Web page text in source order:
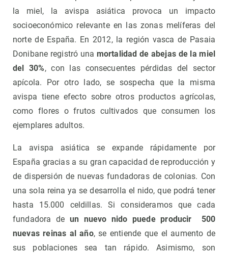
la miel, la avispa asiática provoca un impacto
socioeconómico relevante en las zonas melíferas del
norte de España. En 2012, la región vasca de Pasaia
Donibane registró una mortalidad de abejas de la miel
del 30%, con las consecuentes pérdidas del sector
apícola. Por otro lado, se sospecha que la misma
avispa tiene efecto sobre otros productos agrícolas,
como flores o frutos cultivados que consumen los
ejemplares adultos.
La avispa asiática se expande rápidamente por
España gracias a su gran capacidad de reproducción y
de dispersión de nuevas fundadoras de colonias. Con
una sola reina ya se desarrolla el nido, que podrá tener
hasta 15.000 celdillas. Si consideramos que cada
fundadora de un nuevo nido puede producir 500
nuevas reinas al año, se entiende que el aumento de
sus poblaciones sea tan rápido. Asimismo, son